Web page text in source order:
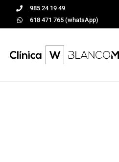
985 24 19 49
618 471 765 (whatsApp)